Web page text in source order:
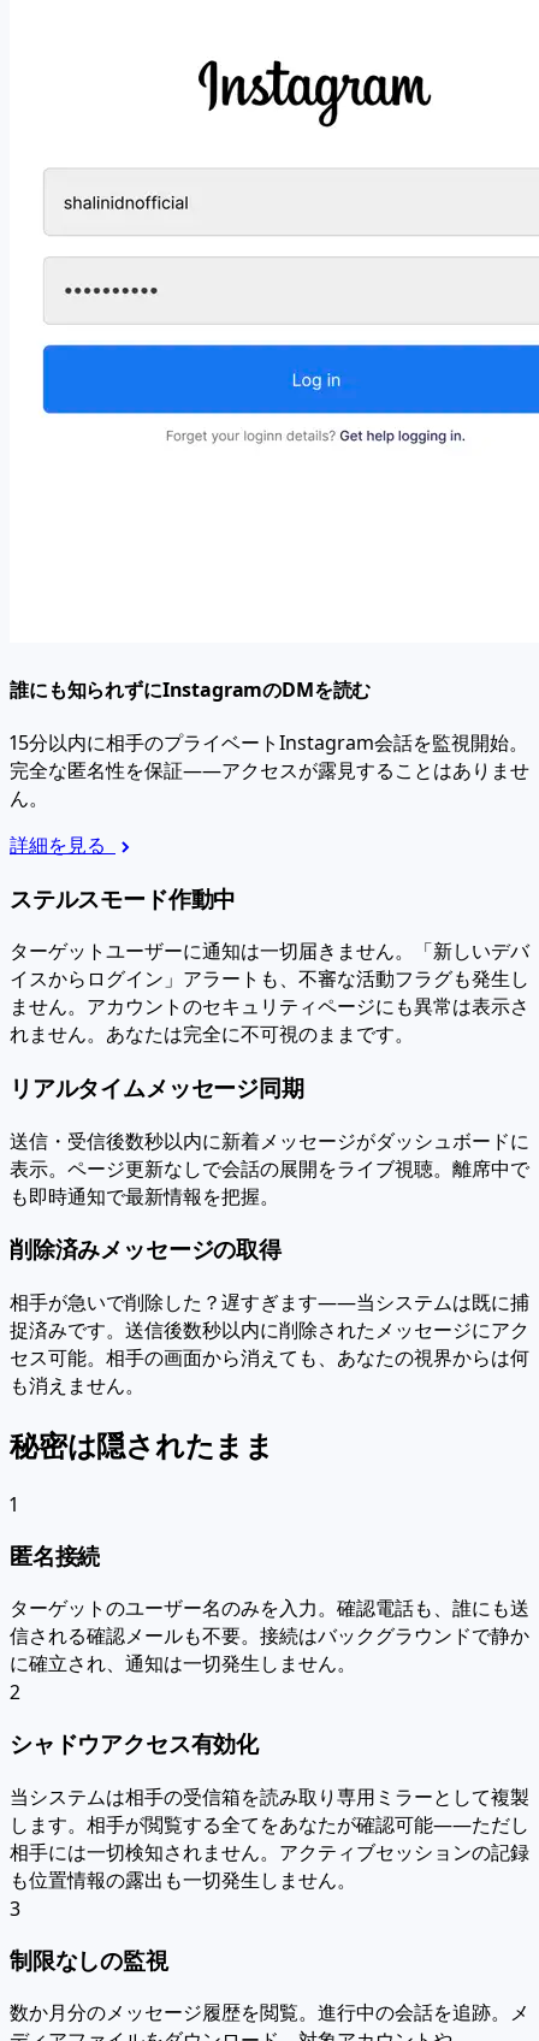
誰にも知られずにInstagramのDMを読む
15分以内に相手のプライベートInstagram会話を監視開始。
完全な匿名性を保証——アクセスが露見することはありませ
ん。
詳細を見る
ステルスモード作動中
ターゲットユーザーに通知は一切届きません。「新しいデバ
イスからログイン」アラートも、不審な活動フラグも発生し
ません。アカウントのセキュリティページにも異常は表示さ
れません。あなたは完全に不可視のままです。
リアルタイムメッセージ同期
送信・受信後数秒以内に新着メッセージがダッシュボードに
表示。ページ更新なしで会話の展開をライブ視聴。離席中で
も即時通知で最新情報を把握。
削除済みメッセージの取得
相手が急いで削除した？遅すぎます——当システムは既に捕
捉済みです。送信後数秒以内に削除されたメッセージにアク
セス可能。相手の画面から消えても、あなたの視界からは何
も消えません。
秘密は隠されたまま
1
匿名接続
ターゲットのユーザー名のみを入力。確認電話も、誰にも送
信される確認メールも不要。接続はバックグラウンドで静か
に確立され、通知は一切発生しません。
2
シャドウアクセス有効化
当システムは相手の受信箱を読み取り専用ミラーとして複製
します。相手が閲覧する全てをあなたが確認可能——ただし
相手には一切検知されません。アクティブセッションの記録
も位置情報の露出も一切発生しません。
3
制限なしの監視
数か月分のメッセージ履歴を閲覧。進行中の会話を追跡。メ